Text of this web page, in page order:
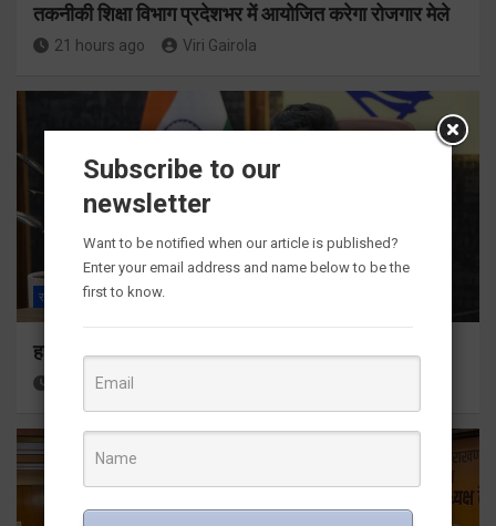
तकनीकी शिक्षा विभाग प्रदेशभर में आयोजित करेगा रोजगार मेले
21 hours ago Viri Gairola
राज्य ALL देहरादून
हर घर तिरंगा अभियान को जन-जन तक पहुंचाने की तैयारी
22 hours ago
Subscribe to our
newsletter
Want to be notified when our article is published?
Enter your email address and name below to be the
first to know.